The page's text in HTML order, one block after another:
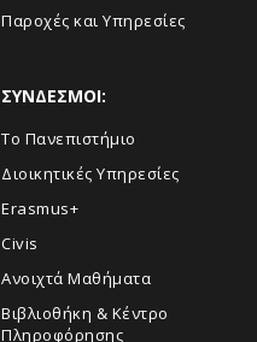
Παροχές και Υπηρεσίες
ΣΥΝΔΕΣΜΟΙ:
Το Πανεπιστήμιο
Διοικητικές Υπηρεσίες
Erasmus+
Civis
Ανοιχτά Μαθήματα
Βιβλιοθήκη & Κέντρο
Πληροφόρησης